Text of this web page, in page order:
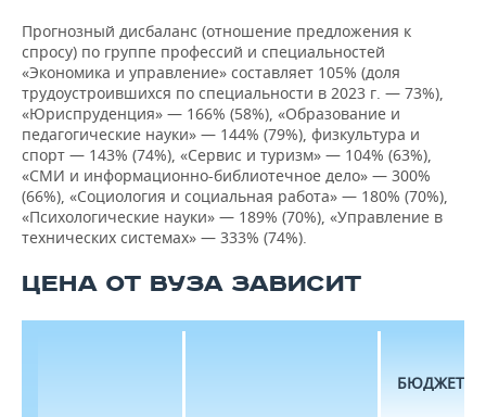
Прогнозный дисбаланс (отношение предложения к
спросу) по группе профессий и специальностей
«Экономика и управление» составляет 105% (доля
трудоустроившихся по специальности в 2023 г. — 73%),
«Юриспруденция» — 166% (58%), «Образование и
педагогические науки» — 144% (79%), физкультура и
спорт — 143% (74%), «Сервис и туризм» — 104% (63%),
«СМИ и информационно-библиотечное дело» — 300%
(66%), «Социология и социальная работа» — 180% (70%),
«Психологические науки» — 189% (70%), «Управление в
технических системах» — 333% (74%).
ЦЕНА ОТ ВУЗА ЗАВИСИТ
БЮДЖЕТ